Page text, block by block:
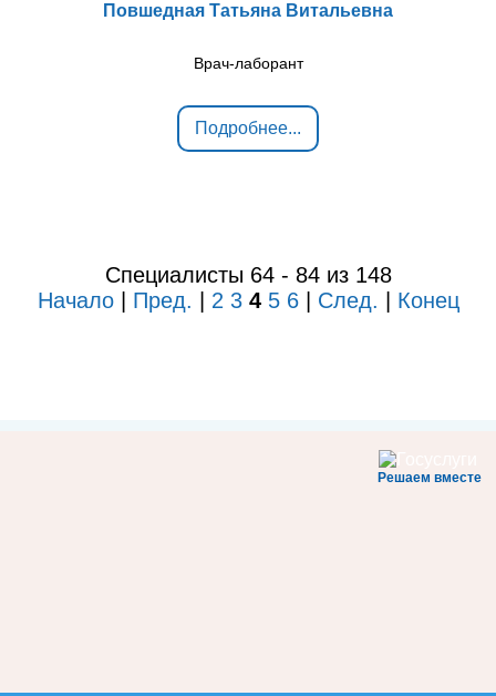
Повшедная Татьяна Витальевна
Врач-лаборант
Подробнее...
Специалисты 64 - 84 из 148
Начало| Пред. 2 3 4 5 6| След. Конец
Решаем вместе